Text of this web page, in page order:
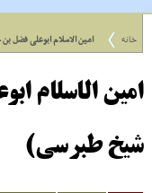
خانه امین الاسلام ابوعلی
امین الاسلام
شیخ طبرسى)